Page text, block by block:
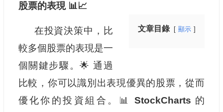
股票的表現 📊📈
文章目錄 顯示
在投資決策中，比
較多個股票的表現是一
個關鍵步驟。🌟 通過
比較，你可以識別出表現優異的股票，從而
優化你的投資組合。📊 StockCharts 的